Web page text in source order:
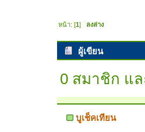
หน้า: [1] ลงล่าง
ผู้เขียน
0 สมาชิก แ
บูเช็คเทียน